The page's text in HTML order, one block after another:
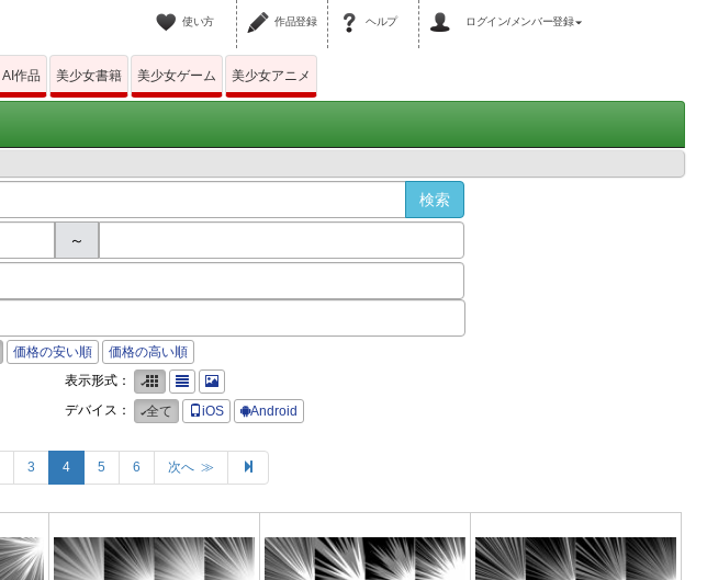
使い方 作品登録 ヘルプ ログイン/メンバー登録
AI作品 美少女書籍 美少女ゲーム 美少女アニメ
～
価格の安い順
価格の高い順
表示形式：
デバイス： 全て iOS Android
3 4 5 6 次へ ≫